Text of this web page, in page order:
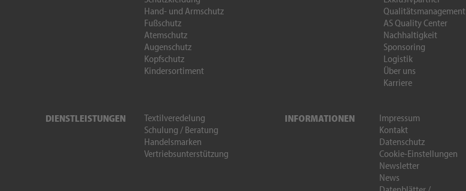
Hand- und Armschutz
Fußschutz
Atemschutz
Augenschutz
Kopfschutz
Kindersortiment
Qualitätsmanagement
AS Quality Center
Nachhaltigkeit
Sponsoring
Logistik
Über uns
Karriere
DIENSTLEISTUNGEN
Textilveredelung
Schulung / Beratung
Handelsmarken
Vertriebsunterstützung
INFORMATIONEN
Impressum
Kontakt
Datenschutz
Cookie-Einstellungen
Newsletter
News